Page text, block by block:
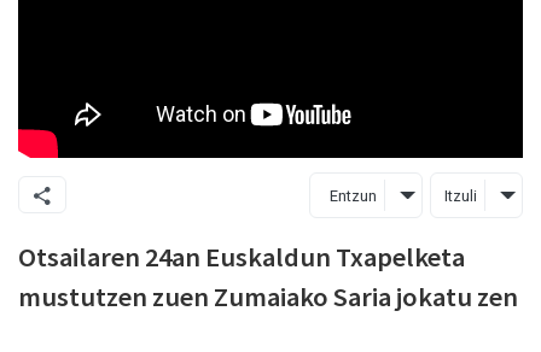
Entzun Itzuli
Otsailaren 24an Euskaldun Txapelketa
mustutzen zuen Zumaiako Saria jokatu zen